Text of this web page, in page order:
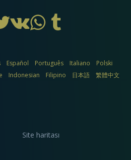
Español Português Italiano
Polski
Indonesian Filipino 日本語 繁體中文
Site haritası